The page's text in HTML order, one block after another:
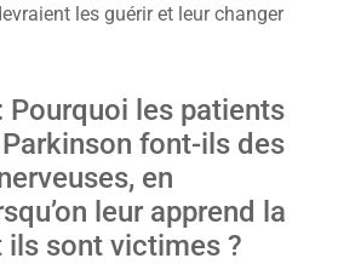
les guérir et leur changer
Pourquoi les patients
font-ils des
en
leur apprend la
sont victimes ?